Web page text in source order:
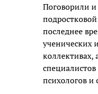
Поговорили и
последнее
ученических
коллективах,
психологов и